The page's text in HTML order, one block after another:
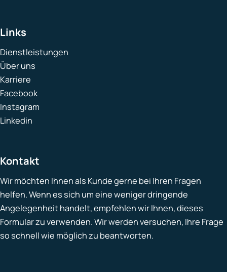
Links
Dienstleistungen
Über uns
Karriere
Facebook
Instagram
Linkedin
Kontakt
Wir möchten Ihnen als Kunde gerne bei Ihren Fragen
helfen. Wenn es sich um eine weniger dringende
Angelegenheit handelt, empfehlen wir Ihnen, dieses
Formular zu verwenden. Wir werden versuchen, Ihre Frage
so schnell wie möglich zu beantworten.